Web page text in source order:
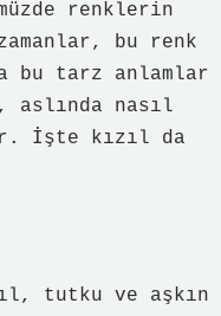
renklerin
bu renk
bu tarz anlamlar
aslında nasıl
İşte kızıl da
tutku ve aşkın